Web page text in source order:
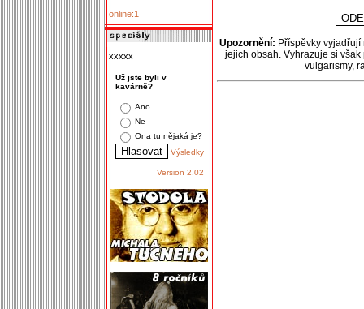
online:1
xxxxx
Už jste byli v
kavárně?
Ano
Ne
Ona tu nějaká je?
Výsledky
Version 2.02
Upozornění: Příspěvky
jejich obsah. Vyhrazuje si
vulgarismy,